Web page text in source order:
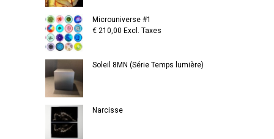
Microuniverse #1
€ 210,00 Excl. Taxes
Soleil 8MN (Série Temps lumière)
Narcisse